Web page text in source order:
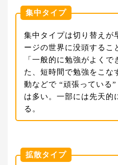
集中タイプ
集中タイプは切り替えが
ージの世界に没頭するこ
「一般的に勉強がよく
た、短時間で勉強をこな
動などで “頑張っている
は多い。一部には先天的
る。
拡散タイプ